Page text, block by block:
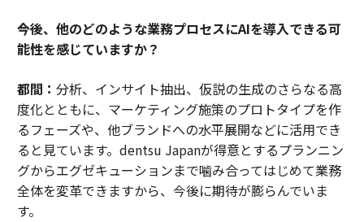
――今後、他のどのような業務プロセスにAIを導入できる可
能性を感じていますか？
都間： 分析、インサイト抽出、仮説の生成のさらなる高
度化とともに、マーケティング施策のプロトタイプを作
るフェーズや、他ブランドへの水平展開などに活用でき
ると見ています。dentsu Japanが得意とするプランニン
グからエグゼキューションまで噛み合ってはじめて業務
全体を変革できますから、今後に期待が膨らんでいま
す。